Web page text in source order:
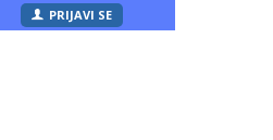
PRIJAVI SE